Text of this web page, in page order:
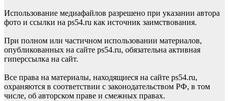
Использование медиафайлов разрешено при указании автора
фото и ссылки на ps54.ru как источник заимствования.
При полном или частичном использовании материалов,
опубликованных на сайте ps54.ru, обязательна активная
гиперссылка на сайт.
Все права на материалы, находящиеся на сайте ps54.ru,
охраняются в соответствии с законодательством РФ, в том
числе, об авторском праве и смежных правах.